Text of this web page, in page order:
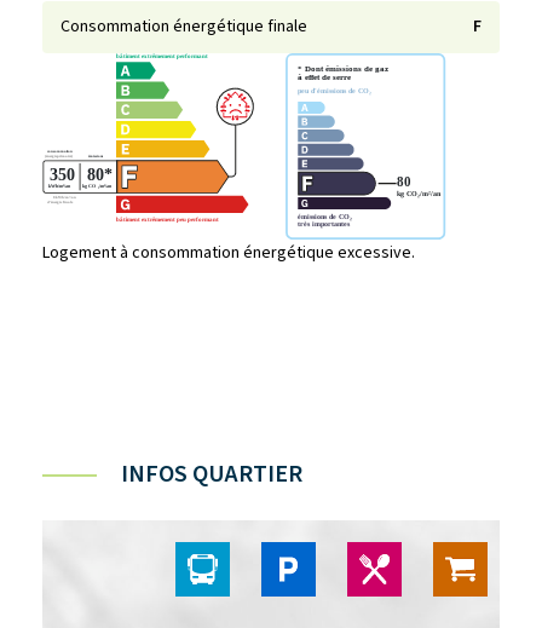
Consommation énergétique finale F
Logement à consommation énergétique excessive.
INFOS QUARTIER